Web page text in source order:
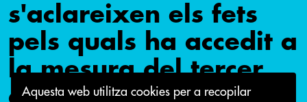
Aquesta web utilitza cookies per a recopilar
s'aclareixen els fets
pels quals ha accedit a
la mesura del tercer
grau